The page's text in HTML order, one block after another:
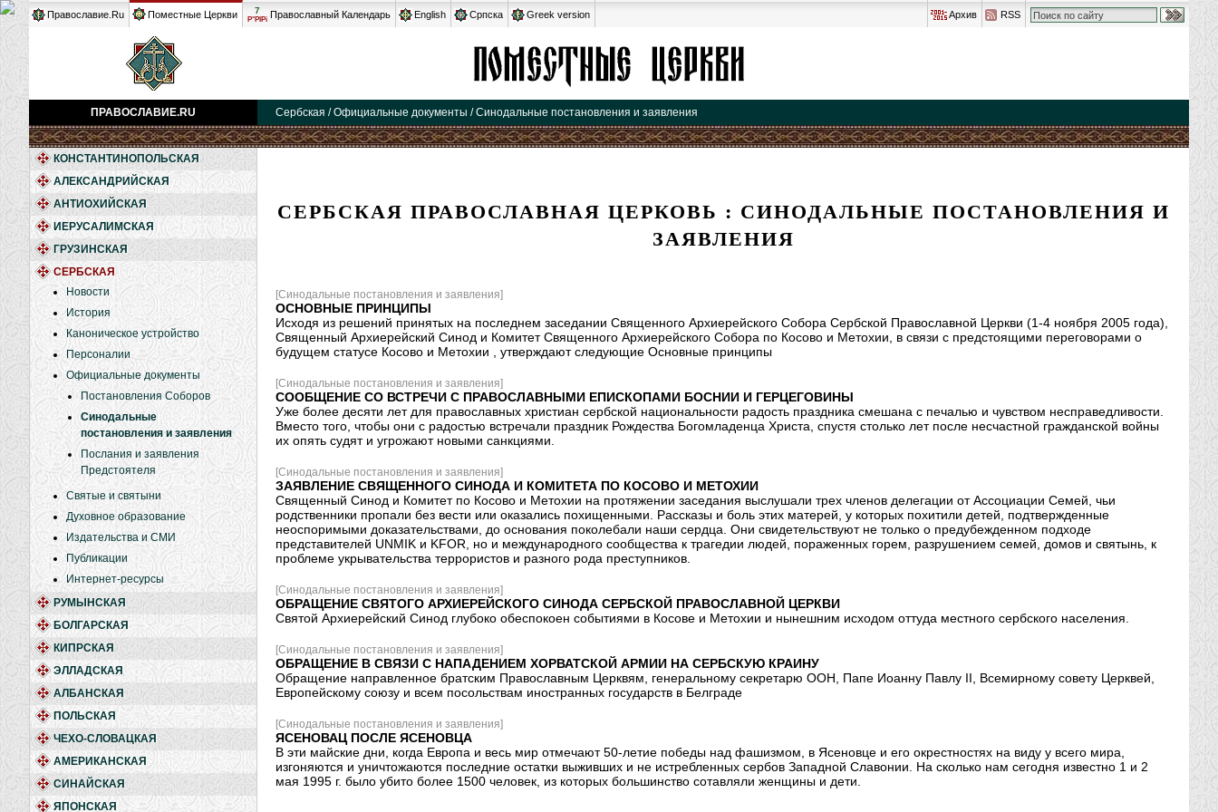
Православие.Ru Поместные Церкви 7
Р°РІРі Православный Календарь English Српска Greek version Архив RSS
ПРАВОСЛАВИЕ.RU
Сербская / Официальные документы / Синодальные постановления и заявления
Одноклассники
ВКонтакте FaceBook LiveJournal Twitter YouTube
Елицы
КОНСТАНТИНОПОЛЬСКАЯ
АЛЕКСАНДРИЙСКАЯ
АНТИОХИЙСКАЯ
ИЕРУСАЛИМСКАЯ
ГРУЗИНСКАЯ
СЕРБСКАЯ
Новости
История
Каноническое устройство
Персоналии
Официальные документы
Постановления Соборов
Синодальные
постановления и заявления
Послания и заявления
Предстоятеля
Святые и святыни
Духовное образование
Издательства и СМИ
Публикации
Интернет-ресурсы
РУМЫНСКАЯ
БОЛГАРСКАЯ
КИПРСКАЯ
ЭЛЛАДСКАЯ
АЛБАНСКАЯ
ПОЛЬСКАЯ
ЧЕХО-СЛОВАЦКАЯ
АМЕРИКАНСКАЯ
СИНАЙСКАЯ
ЯПОНСКАЯ
СЕРБСКАЯ ПРАВОСЛАВНАЯ ЦЕРКОВЬ : СИНОДАЛЬНЫЕ ПОСТАНОВЛЕНИЯ И
ЗАЯВЛЕНИЯ
[Синодальные постановления и заявления]
ОСНОВНЫЕ ПРИНЦИПЫ
Исходя из решений принятых на последнем заседании Священного Архиерейского Собора Сербской Православной Церкви (1-4 ноября 2005 года),
Священный Архиерейский Синод и Комитет Священного Архиерейского Собора по Косово и Метохии, в связи с предстоящими переговорами о
будущем статусе Косово и Метохии , утверждают следующие Основные принципы
[Синодальные постановления и заявления]
СООБЩЕНИЕ СО ВСТРЕЧИ С ПРАВОСЛАВНЫМИ ЕПИСКОПАМИ БОСНИИ И ГЕРЦЕГОВИНЫ
Уже более десяти лет для православных христиан сербской национальности радость праздника смешана с печалью и чувством несправедливости.
Вместо того, чтобы они с радостью встречали праздник Рождества Богомладенца Христа, спустя столько лет после несчастной гражданской войны
их опять судят и угрожают новыми санкциями.
[Синодальные постановления и заявления]
ЗАЯВЛЕНИЕ СВЯЩЕННОГО СИНОДА И КОМИТЕТА ПО КОСОВО И МЕТОХИИ
Священный Синод и Комитет по Косово и Метохии на протяжении заседания выслушали трех членов делегации от Ассоциации Семей, чьи
родственники пропали без вести или оказались похищенными. Рассказы и боль этих матерей, у которых похитили детей, подтвержденные
неоспоримыми доказательствами, до основания поколебали наши сердца. Они свидетельствуют не только о предубежденном подходе
представителей UNMIK и KFOR, но и международного сообщества к трагедии людей, пораженных горем, разрушением семей, домов и святынь, к
проблеме укрывательства террористов и разного рода преступников.
[Синодальные постановления и заявления]
ОБРАЩЕНИЕ СВЯТОГО АРХИЕРЕЙСКОГО СИНОДА CЕРБСКОЙ ПРАВОСЛАВНОЙ ЦЕРКВИ
Святой Архиерейский Синод глубоко обеспокоен событиями в Косове и Метохии и нынешним исходом оттуда местного сербского населения.
[Синодальные постановления и заявления]
ОБРАЩЕНИЕ В СВЯЗИ С НАПАДЕНИЕМ ХОРВАТСКОЙ АРМИИ НА СЕРБСКУЮ КРАИНУ
Обращение направленное братским Православным Церквям, генеральному секретарю ООН, Папе Иоанну Павлу II, Всемирному совету Церквей,
Европейскому союзу и всем посольствам иностранных государств в Белграде
[Синодальные постановления и заявления]
ЯСЕНОВАЦ ПОСЛЕ ЯСЕНОВЦА
В эти майские дни, когда Европа и весь мир отмечают 50-летие победы над фашизмом, в Ясеновце и его окрестностях на виду у всего мира,
изгоняются и уничтожаются последние остатки выживших и не истребленных сербов Западной Славонии. На сколько нам сегодня известно 1 и 2
мая 1995 г. было убито более 1500 человек, из которых большинство сотавляли женщины и дети.